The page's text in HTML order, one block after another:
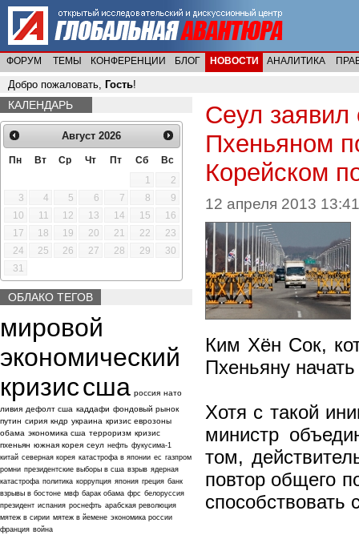
ФОРУМ ТЕМЫ КОНФЕРЕНЦИИ БЛОГ НОВОСТИ АНАЛИТИКА
Добро пожаловать, Гость!
Сеул заявил
Пхеньяном
Корейском
12 апреля 2013
Ким Хён Сок,
Пхеньяну
Хотя с такой
министр
том,
повтор общего
способствовать
КАЛЕНДАРЬ
Август 2026
Пн Вт Ср Чт Пт Сб
Вс
1
2
3
4 5 6 7 8
9
10
11 12 13 14 15
16
17
18 19 20 21 22
23
24
25 26 27 28 29
30
31
ОБЛАКО ТЕГОВ
мировой
экономический
кризиссша россия нато
ливия дефолт сша каддафи фондовый рынок
путин сирия кндр украина кризис еврозоны
обама экономика сша терроризм кризис
пхеньян южная корея сеул нефть фукусима-1
китай северная корея катастрофа в японии ес газпром
ромни президентские выборы в сша взрыв ядерная
катастрофа политика коррупция япония греция банк
взрывы в бостоне мвф барак обама фрс белоруссия
президент испания роснефть арабская революция
мятеж в сирии мятеж в йемене экономика россии
франция война